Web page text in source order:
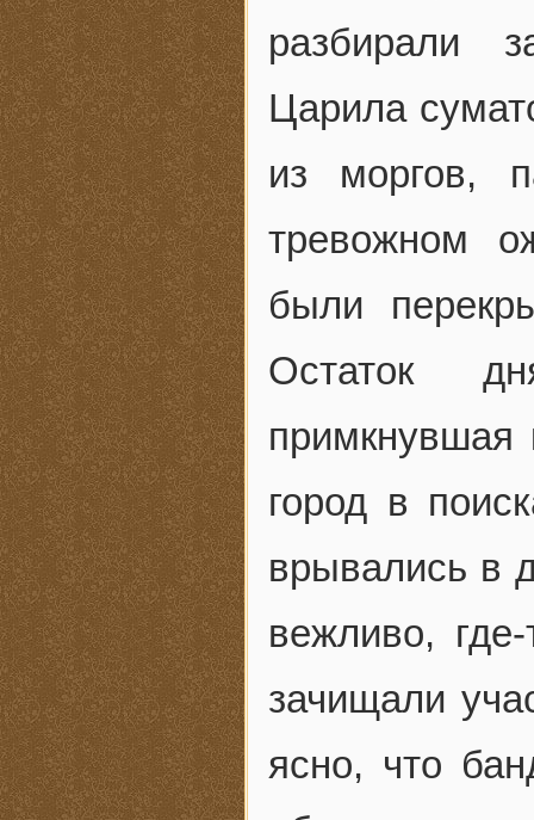
разбирали
Царила
из моргов,
тревожном
были
Остаток
примкнувшая
город в
врывались в
вежливо,
зачищали
ясно, что